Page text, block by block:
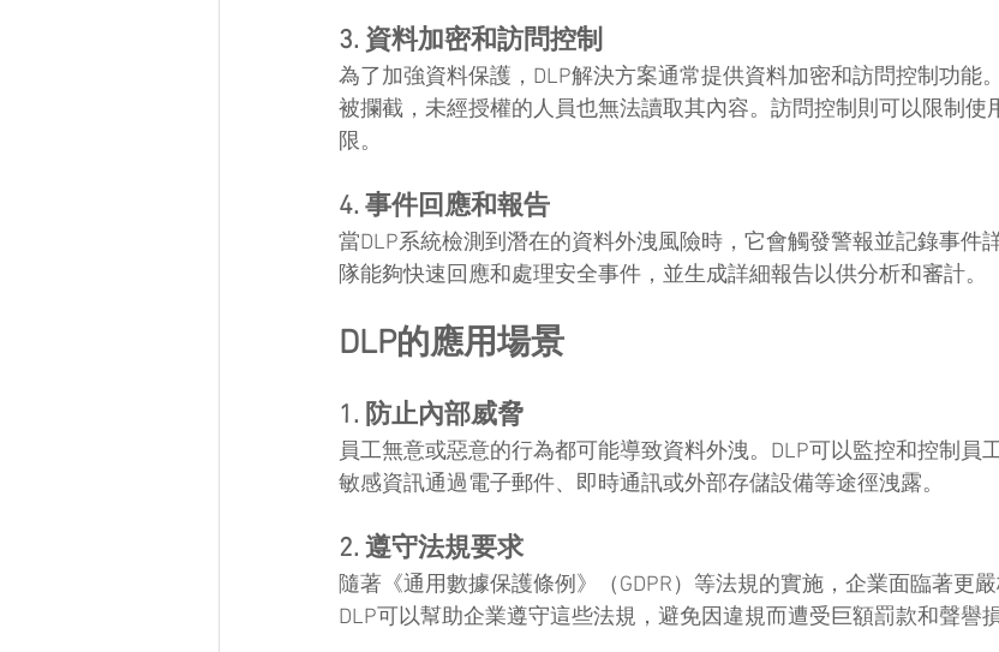
3. 資料加密和訪問控制
為了加強資料保護，DLP解決方案通常提供資料加密和訪問控制功能
被攔截，未經授權的人員也無法讀取其內容。訪問控制則可以限制使
限。
4. 事件回應和報告
當DLP系統檢測到潛在的資料外洩風險時，它會觸發警報並記錄事件
隊能夠快速回應和處理安全事件，並生成詳細報告以供分析和審計。
DLP的應用場景
1. 防止內部威脅
員工無意或惡意的行為都可能導致資料外洩。DLP可以監控和控制員
敏感資訊通過電子郵件、即時通訊或外部存儲設備等途徑洩露。
2. 遵守法規要求
隨著《通用數據保護條例》（GDPR）等法規的實施，企業面臨著更嚴
DLP可以幫助企業遵守這些法規，避免因違規而遭受巨額罰款和聲譽損